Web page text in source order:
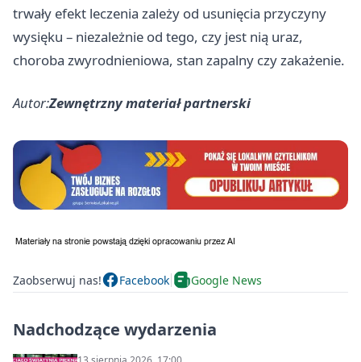
trwały efekt leczenia zależy od usunięcia przyczyny
wysięku – niezależnie od tego, czy jest nią uraz,
choroba zwyrodnieniowa, stan zapalny czy zakażenie.
Autor:Zewnętrzny materiał partnerski
Zaobserwuj nas! Facebook Google News
Nadchodzące wydarzenia